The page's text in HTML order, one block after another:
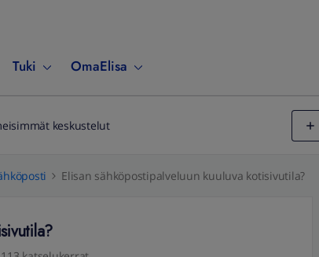
Tuki OmaElisa
keskustelut
Elisan sähköpostipalveluun kuuluva kotisivutila?